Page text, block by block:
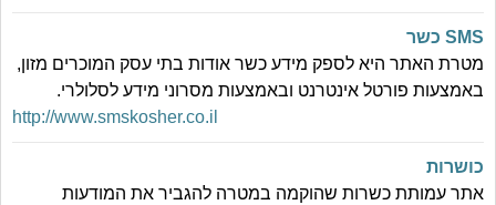
SMS כשר
מטרת האתר היא לספק מידע כשר אודות בתי עסק המוכרים מזון,
באמצעות פורטל אינטרנט ובאמצעות מסרוני מידע לסלולרי.
http://www.smskosher.co.il
כושרות
אתר עמותת כשרות שהוקמה במטרה להגביר את המודעות